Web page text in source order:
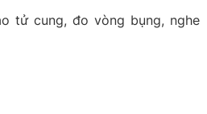
tử cung, đo vòng bụng, nghe